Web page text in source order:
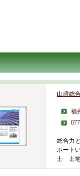
山崎総
福
総合力
ポート
士 土地